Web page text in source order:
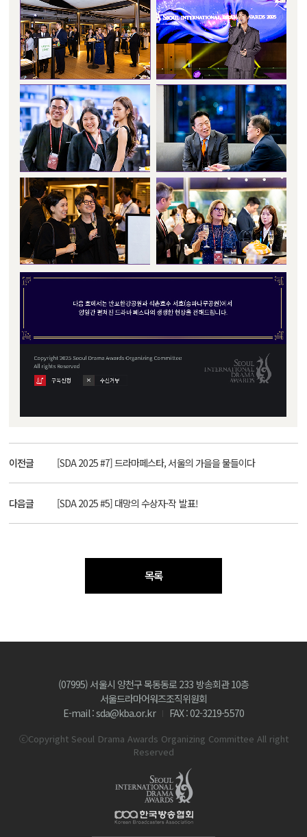
이전글 [SDA 2025 #7] 드라마페스타, 서울의 가을을 물들이다
다음글 [SDA 2025 #5] 대망의 수상자·작 발표!
목록
(07995) 서울시 양천구 목동동로 233 방송회관 10층
서울드라마어워즈조직위원회
E-mail : sda@kba.or.kr
FAX : 02-3219-5570
ⓒCopyright Seoul Drama Awards Organizing Committee All right
Reserved